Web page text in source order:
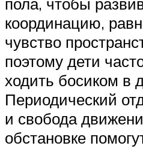
координацию,
чувство
поэтому дети
ходить босиком в
Периодический
и свобода
обстановке